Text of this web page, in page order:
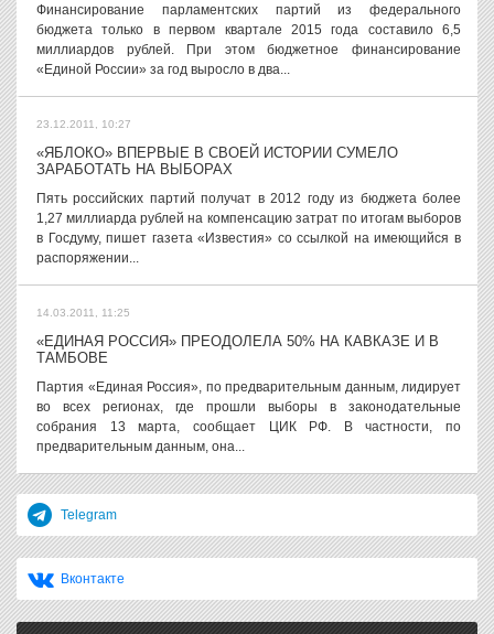
Финансирование парламентских партий из федерального
бюджета только в первом квартале 2015 года составило 6,5
миллиардов рублей. При этом бюджетное финансирование
«Единой России» за год выросло в два...
23.12.2011, 10:27
«ЯБЛОКО» ВПЕРВЫЕ В СВОЕЙ ИСТОРИИ СУМЕЛО
ЗАРАБОТАТЬ НА ВЫБОРАХ
Пять российских партий получат в 2012 году из бюджета более
1,27 миллиарда рублей на компенсацию затрат по итогам выборов
в Госдуму, пишет газета «Известия» со ссылкой на имеющийся в
распоряжении...
14.03.2011, 11:25
«ЕДИНАЯ РОССИЯ» ПРЕОДОЛЕЛА 50% НА КАВКАЗЕ И В
ТАМБОВЕ
Партия «Единая Россия», по предварительным данным, лидирует
во всех регионах, где прошли выборы в законодательные
собрания 13 марта, сообщает ЦИК РФ. В частности, по
предварительным данным, она...
Telegram
Вконтакте